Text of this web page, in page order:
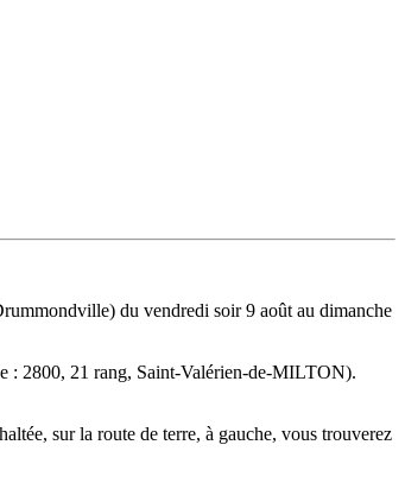
du vendredi soir 9 août au dimanche
: 2800, 21 rang, Saint-Valérien-de-MILTON).
sur la route de terre, à gauche, vous trouverez